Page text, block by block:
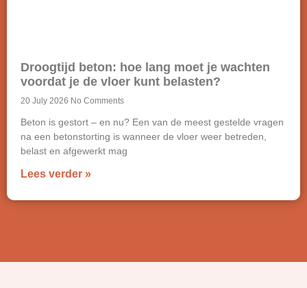
Droogtijd beton: hoe lang moet je wachten
voordat je de vloer kunt belasten?
20 July 2026 No Comments
Beton is gestort – en nu? Een van de meest gestelde vragen
na een betonstorting is wanneer de vloer weer betreden,
belast en afgewerkt mag
Lees verder »